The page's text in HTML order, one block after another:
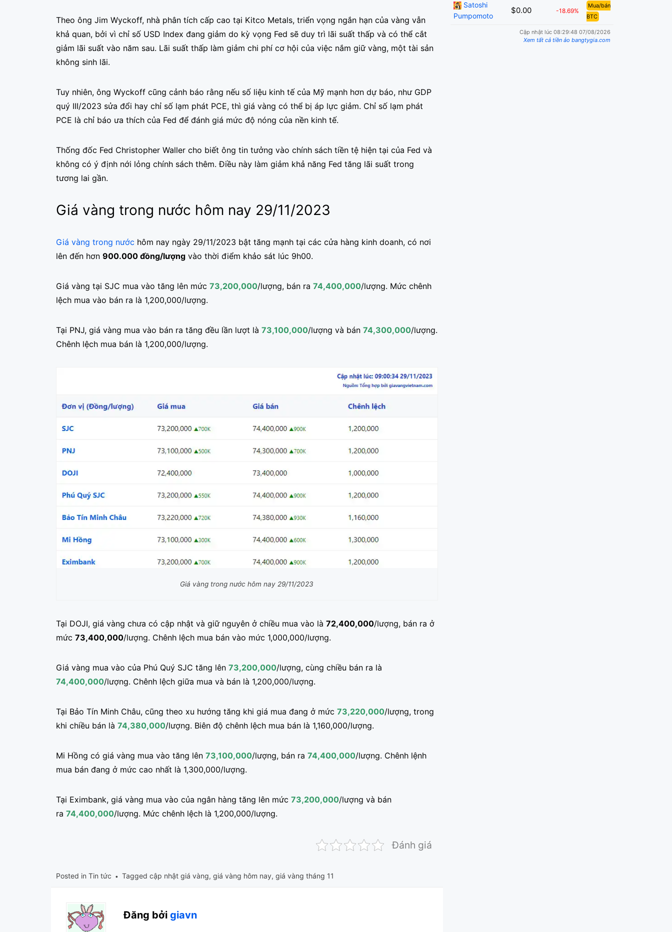
Theo ông Jim Wyckoff, nhà phân tích cấp cao tại Kitco Metals, triển vọng ngắn hạn của vàng vẫn
khả quan, bởi vì chỉ số USD Index đang giảm do kỳ vọng Fed sẽ duy trì lãi suất thấp và có thể cắt
giảm lãi suất vào năm sau. Lãi suất thấp làm giảm chi phí cơ hội của việc nắm giữ vàng, một tài sản
không sinh lãi.
Tuy nhiên, ông Wyckoff cũng cảnh báo rằng nếu số liệu kinh tế của Mỹ mạnh hơn dự báo, như GDP
quý III/2023 sửa đổi hay chỉ số lạm phát PCE, thì giá vàng có thể bị áp lực giảm. Chỉ số lạm phát
PCE là chỉ báo ưa thích của Fed để đánh giá mức độ nóng của nền kinh tế.
Thống đốc Fed Christopher Waller cho biết ông tin tưởng vào chính sách tiền tệ hiện tại của Fed và
không có ý định nới lỏng chính sách thêm. Điều này làm giảm khả năng Fed tăng lãi suất trong
tương lai gần.
Giá vàng trong nước hôm nay 29/11/2023
Giá vàng trong nước hôm nay ngày 29/11/2023 bật tăng mạnh tại các cửa hàng kinh doanh, có nơi
lên đến hơn 900.000 đồng/lượng vào thời điểm khảo sát lúc 9h00.
Giá vàng tại SJC mua vào tăng lên mức 73,200,000/lượng, bán ra 74,400,000/lượng. Mức chênh
lệch mua vào bán ra là 1,200,000/lượng.
Tại PNJ, giá vàng mua vào bán ra tăng đều lần lượt là 73,100,000/lượng và bán 74,300,000/lượng.
Chênh lệch mua bán là 1,200,000/lượng.
Giá vàng trong nước hôm nay 29/11/2023
Tại DOJI, giá vàng chưa có cập nhật và giữ nguyên ở chiều mua vào là 72,400,000/lượng, bán ra ở
mức 73,400,000/lượng. Chênh lệch mua bán vào mức 1,000,000/lượng.
Giá vàng mua vào của Phú Quý SJC tăng lên 73,200,000/lượng, cùng chiều bán ra là
74,400,000/lượng. Chênh lệch giữa mua và bán là 1,200,000/lượng.
Tại Bảo Tín Minh Châu, cũng theo xu hướng tăng khi giá mua đang ở mức 73,220,000/lượng, trong
khi chiều bán là 74,380,000/lượng. Biên độ chênh lệch mua bán là 1,160,000/lượng.
Mi Hồng có giá vàng mua vào tăng lên 73,100,000/lượng, bán ra 74,400,000/lượng. Chênh lệnh
mua bán đang ở mức cao nhất là 1,300,000/lượng.
Tại Eximbank, giá vàng mua vào của ngân hàng tăng lên mức 73,200,000/lượng và bán
ra 74,400,000/lượng. Mức chênh lệch là 1,200,000/lượng.
Đánh giá
Posted in Tin tức Tagged cập nhật giá vàng, giá vàng hôm nay, giá vàng tháng 11
Đăng bởi giavn
Satoshi
Pumpomoto
$0.00 -18.69%
Mua/bán
BTC
Cập nhật lúc 08:29:48 07/08/2026
Xem tất cả tiền ảo bangtygia.com